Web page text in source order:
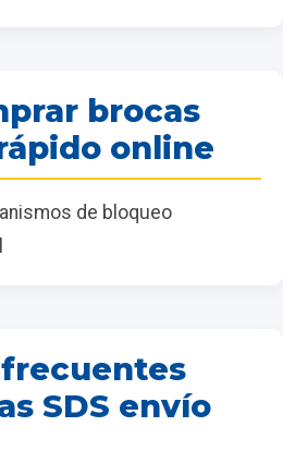
brocas
online
de bloqueo
SDS envío